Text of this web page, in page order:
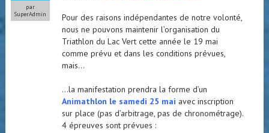
par
SuperAdmin
Pour des raisons indépendantes de notre volonté,
nous ne pouvons maintenir l’organisation du
Triathlon du Lac Vert cette année le 19 mai
comme prévu et dans les conditions prévues,
mais…
…la manifestation prendra la forme d’un
Animathlon le samedi 25 mai avec inscription
sur place (pas d’arbitrage, pas de chronométrage).
4 épreuves sont prévues :